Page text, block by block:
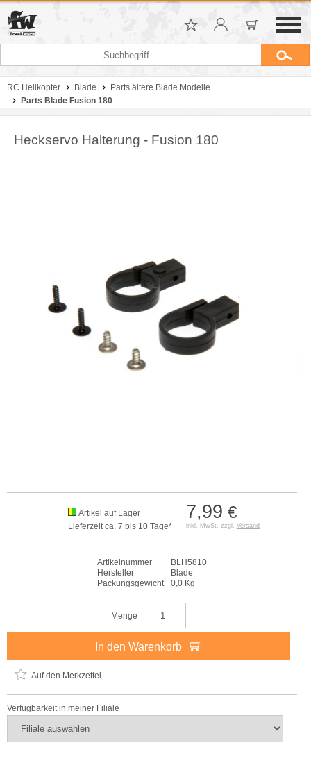
RC Helikopter Blade
Parts ältere Blade Modelle
Parts Blade Fusion 180
Heckservo Halterung - Fusion 180
7,99 €
inkl. MwSt. zzgl. Versand
Artikel auf Lager
Lieferzeit ca. 7 bis 10 Tage*
Artikelnummer
BLH5810
Hersteller
Blade
Packungsgewicht
0,0 Kg
Menge
In den Warenkorb
Auf den Merkzettel
Verfügbarkeit in meiner Filiale